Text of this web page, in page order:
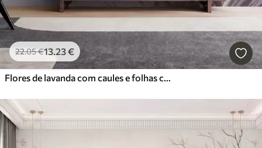
22.05€13 .23€